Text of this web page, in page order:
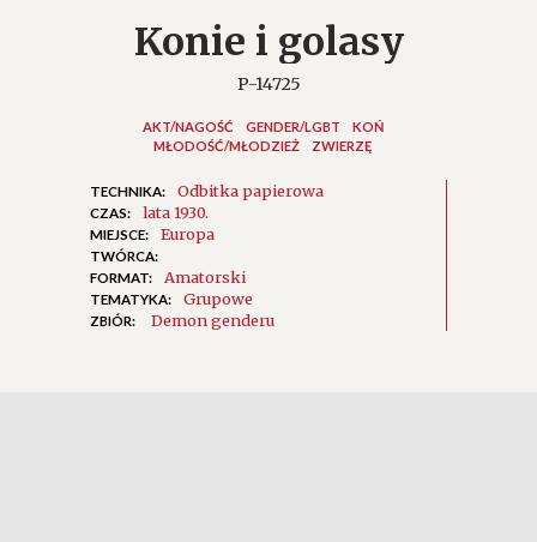
Konie i golasy
P-14725
AKT/NAGOŚĆ GENDER/LGBT
KOŃ
MŁODOŚĆ/MŁODZIEŻ
ZWIERZĘ
TECHNIKA: Odbitka papierowa
CZAS: lata 1930.
MIEJSCE: Europa
TWÓRCA:
FORMAT:
Amatorski
TEMATYKA: Grupowe
ZBIÓR: Demon genderu